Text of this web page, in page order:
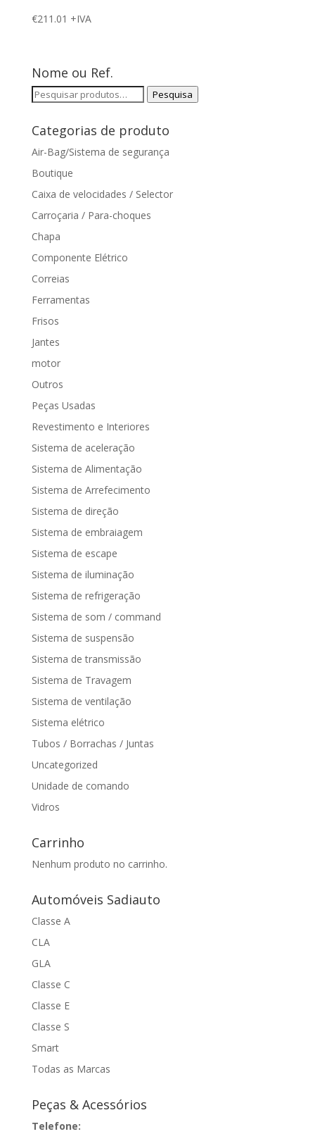
€211.01 +IVA
Nome ou Ref.
Pesquisar
Pesquisa
Categorias de produto
Air-Bag/Sistema de segurança
Boutique
Caixa de velocidades / Selector
Carroçaria / Para-choques
Chapa
Componente Elétrico
Correias
Ferramentas
Frisos
Jantes
motor
Outros
Peças Usadas
Revestimento e Interiores
Sistema de aceleração
Sistema de Alimentação
Sistema de Arrefecimento
Sistema de direção
Sistema de embraiagem
Sistema de escape
Sistema de iluminação
Sistema de refrigeração
Sistema de som / command
Sistema de suspensão
Sistema de transmissão
Sistema de Travagem
Sistema de ventilação
Sistema elétrico
Tubos / Borrachas / Juntas
Uncategorized
Unidade de comando
Vidros
Carrinho
Nenhum produto no carrinho.
Automóveis Sadiauto
Classe A
CLA
GLA
Classe C
Classe E
Classe S
Smart
Todas as Marcas
Peças & Acessórios
Telefone: